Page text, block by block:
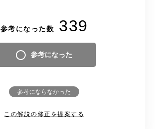
参考になった数 339
参考になった
参考にならなかった
この解説の修正を提案する